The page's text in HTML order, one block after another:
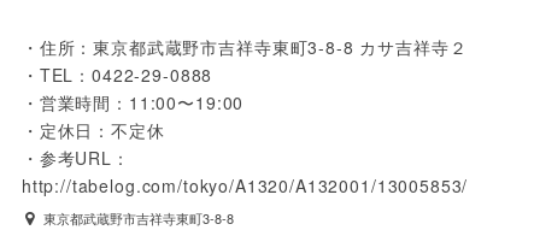
・住所：東京都武蔵野市吉祥寺東町3-8-8 カサ吉祥寺２
・TEL：0422-29-0888
・営業時間：11:00〜19:00
・定休日：不定休
・参考URL：
http://tabelog.com/tokyo/A1320/A132001/13005853/
東京都武蔵野市吉祥寺東町3-8-8